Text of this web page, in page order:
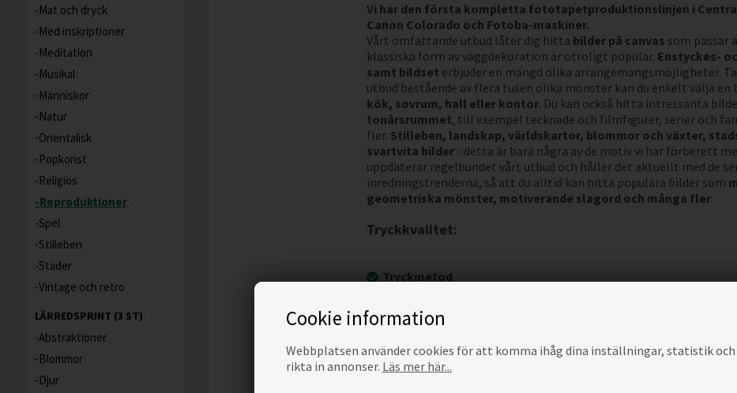
Cookie information
Webbplatsen använder cookies för att komma ihåg dina inställningar, statistik
rikta in annonser. Läs mer här...
Mat och dryck
Med inskriptioner
Meditation
Musikal
Människor
Natur
Orientalisk
Popkonst
Religiös
Reproduktioner
Spel
Stilleben
Städer
Vintage och retro
LÄRREDSPRINT (3 ST)
Abstraktioner
Blommor
Djur
Vi har den första kompletta fototapetproduktionslinjen i
Canon Colorado och Fotoba-maskiner.
Vårt omfattande utbud låter dig hitta bilder på canvas som passar
klassiska form av väggdekoration är otroligt populär. Enstyckes-
samt bildset erbjuder en mängd olika arrangemangsmöjligheter.
utbud bestående av flera tusen olika mönster kan du enkelt välja
kök, sovrum, hall eller kontor. Du kan också hitta intressanta
tonårsrummet, till exempel tecknade och filmfigurer, serier och
fler. Stilleben, landskap, världskartor, blommor och växter,
svartvita bilder- detta är bara några av de motiv vi har förberett
uppdaterar regelbundet vårt utbud och håller det aktuellt med de
inredningstrenderna, så att du alltid kan hitta populära bilder som
geometriska mönster, motiverande slagord och många fler.
Tryckkvalitet:
Tryckmetod
Våra Canon-skrivare är innovativa UVgel-plottrar av senaste
den senaste ekologiska, flexibla gelbläcken och
Bläck och tryckteknik
Bläcket vi använder är
luktfritt och 100% miljö- och barnsäker
.
motståndskraftigt mot UV-strålar och vatten och de behåller
färger i många år
. UVgel-bläckformulan säkerställer